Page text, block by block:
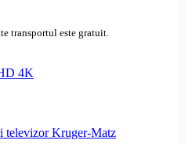
transportul este gratuit.
4K